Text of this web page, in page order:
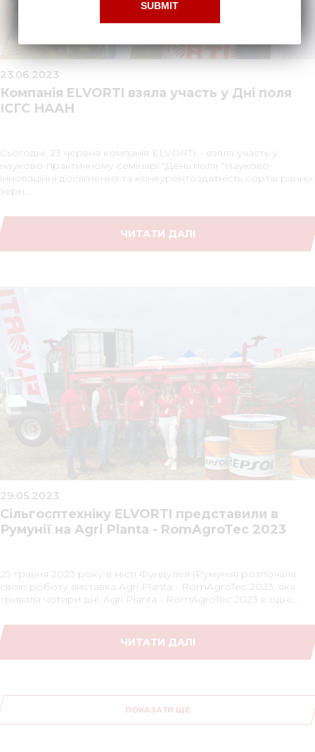
23.06.2023
Компанія ELVORTI взяла участь у Дні поля
ІСГС НААН
Сьогодні, 23 червня компанія ELVORTI – взяла участь у
науково-практичному семінарі "День поля "Науково-
інноваційні досягнення та конкурентоздатність сортів ранніх
зерн...
ЧИТАТИ ДАЛІ
29.05.2023
Сільгосптехніку ELVORTI представили в
Румунії на Agri Planta - RomAgroTec 2023
25 травня 2023 року в місті Фундулея (Румунія) розпочала
свою роботу виставка Agri Planta - RomAgroTec 2023, яка
тривала чотири дні. Agri Planta - RomAgroTec 2023 є одні...
ЧИТАТИ ДАЛІ
ПОКАЗАТИ ЩЕ